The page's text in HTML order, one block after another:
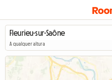
A qualquer altura